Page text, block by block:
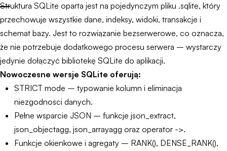
Struktura SQLite oparta jest na pojedynczym pliku .sqlite, który
przechowuje wszystkie dane, indeksy, widoki, transakcje i
schemat bazy. Jest to rozwiązanie bezserwerowe, co oznacza,
że nie potrzebuje dodatkowego procesu serwera – wystarczy
jedynie dołączyć bibliotekę SQLite do aplikacji.
Nowoczesne wersje SQLite oferują:
STRICT mode – typowanie kolumn i eliminacja
niezgodności danych.
Pełne wsparcie JSON – funkcje json_extract,
json_objectagg, json_arrayagg oraz operator ->.
Funkcje okienkowe i agregaty – RANK(), DENSE_RANK(),